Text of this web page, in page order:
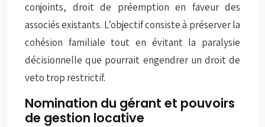
conjoints, droit de préemption en faveur des
associés existants. L’objectif consiste à préserver la
cohésion familiale tout en évitant la paralysie
décisionnelle que pourrait engendrer un droit de
veto trop restrictif.
Nomination du gérant et pouvoirs
de gestion locative